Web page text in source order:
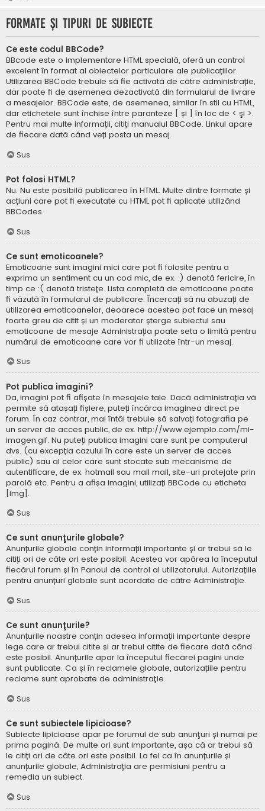
Formate și tipuri de subiecte
Ce este codul BBCode?
BBcode este o implementare HTML specială, oferă un control
excelent în format al obiectelor particulare ale publicațiilor.
Utilizarea BBCode trebuie să fie activată de către administrație,
dar poate fi de asemenea dezactivată din formularul de livrare
a mesajelor. BBCode este, de asemenea, similar în stil cu HTML,
dar etichetele sunt închise între paranteze [ și ] în loc de < şi >.
Pentru mai multe informații, citiți manualul BBCode. Linkul apare
de fiecare dată când veți posta un mesaj.
Sus
Pot folosi HTML?
Nu. Nu este posibilă publicarea în HTML. Multe dintre formate și
acțiuni care pot fi executate cu HTML pot fi aplicate utilizând
BBCodes.
Sus
Ce sunt emoticoanele?
Emoticoane sunt imagini mici care pot fi folosite pentru a
exprima un sentiment cu un cod mic, de ex. :) denotă fericire, în
timp ce :( denotă tristețe. Lista completă de emoticoane poate
fi văzută în formularul de publicare. Încercați să nu abuzați de
utilizarea emoticoanelor, deoarece acestea pot face un mesaj
foarte greu de citit și un moderator șterge subiectul sau
emoticoane de mesaje Administrația poate seta o limită pentru
numărul de emoticoane care vor fi utilizate într-un mesaj.
Sus
Pot publica imagini?
Da, imagini pot fi afișate în mesajele tale. Dacă administrația vă
permite să atașați fișiere, puteți încărca imaginea direct pe
forum. În caz contrar, mai întâi trebuie să salvați fotografia pe
un server de acces public, de ex. http://www.ejemplo.com/mi-
imagen.gif. Nu puteți publica imagini care sunt pe computerul
dvs. (cu excepția cazului în care este un server de acces
public) sau al celor care sunt stocate sub mecanisme de
autentificare, de ex. hotmail sau mail mail, site-uri protejate prin
parolă etc. Pentru a afișa imagini, utilizați BBCode cu eticheta
[img].
Sus
Ce sunt anunţurile globale?
Anunțurile globale conțin informații importante și ar trebui să le
citiți ori de câte ori este posibil. Acestea vor apărea la începutul
fiecărui forum și în Panoul de control al utilizatorului. Autorizațiile
pentru anunțuri globale sunt acordate de către Administrație.
Sus
Ce sunt anunţurile?
Anunțurile noastre conțin adesea informații importante despre
lege care ar trebui citite și ar trebui citite de fiecare dată când
este posibil. Anunțurile apar la începutul fiecărei pagini unde
sunt publicate. Ca și în reclamele globale, autorizațiile pentru
reclame sunt aprobate de administraţie.
Sus
Ce sunt subiectele lipicioase?
Subiecte lipicioase apar pe forumul de sub anunţuri și numai pe
prima pagină. De multe ori sunt importante, așa că ar trebui să
le citiți ori de câte ori este posibil. La fel ca în anunțurile și
anunțurile globale, Administrația are permisiuni pentru a
remedia un subiect.
Sus